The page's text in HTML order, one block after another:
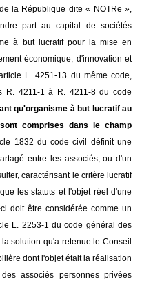
la République dite « NOTRe »,
part au capital de sociétés
à but lucratif pour la mise en
économique, d'innovation et
L. 4251-13 du même code,
R. 4211-1 à R. 4211-8 du code
qu'organisme à but lucratif au
comprises dans le champ
1832 du code civil définit une
entre les associés, ou d'un
caractérisant le critère lucratif
les statuts et l'objet réel d'une
doit être considérée comme un
L. 2253-1 du code général des
solution qu'a retenue le Conseil
dont l'objet était la réalisation
associés personnes privées